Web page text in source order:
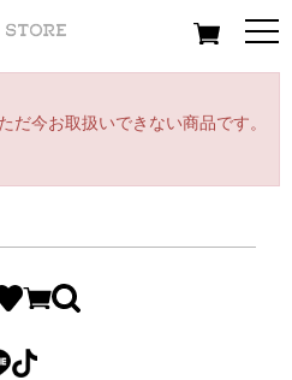
Men
だ今お取扱いできない商品です。